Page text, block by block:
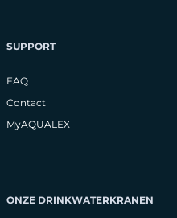
SUPPORT
FAQ
Contact
MyAQUALEX
ONZE DRINKWATERKRANEN